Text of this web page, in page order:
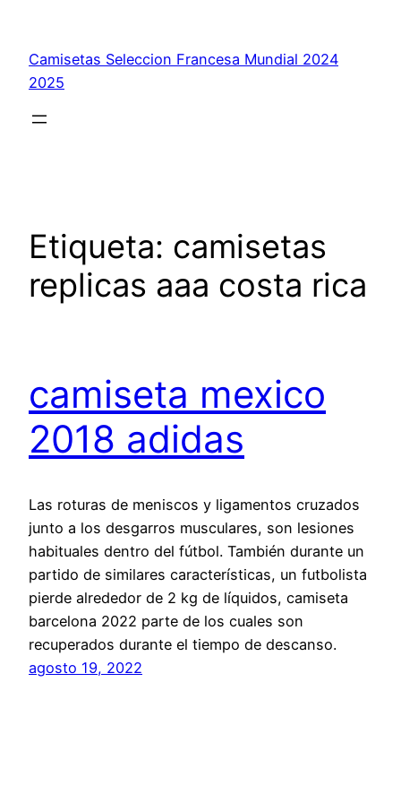
contenido
Camisetas Seleccion Francesa Mundial 2024
2025
Etiqueta: camisetas
replicas aaa costa rica
camiseta mexico
2018 adidas
Las roturas de meniscos y ligamentos cruzados
junto a los desgarros musculares, son lesiones
habituales dentro del fútbol. También durante un
partido de similares características, un futbolista
pierde alrededor de 2 kg de líquidos, camiseta
barcelona 2022 parte de los cuales son
recuperados durante el tiempo de descanso.
agosto 19, 2022